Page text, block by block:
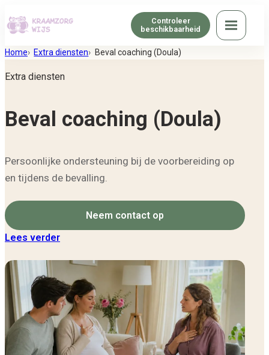
Menu
Controleer
beschikbaarheid
Home Extra diensten Beval coaching (Doula)
Extra diensten
Beval coaching (Doula)
Persoonlijke ondersteuning bij de voorbereiding op
en tijdens de bevalling.
Neem contact op
Lees verder